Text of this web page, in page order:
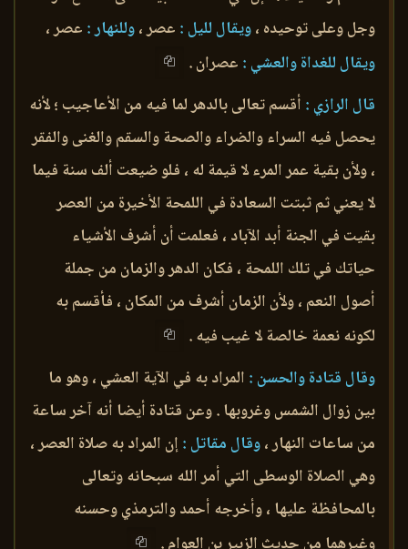
وجل وعلى توحيده ،ويقال لليل : عصر ،وللنهار : عصر ،
ويقال للغداة والعشي : عصران .
قال الرازي : أقسم تعالى بالدهر لما فيه من الأعاجيب ؛ لأنه
يحصل فيه السراء والضراء والصحة والسقم والغنى والفقر
، ولأن بقية عمر المرء لا قيمة له ، فلو ضيعت ألف سنة فيما
لا يعني ثم ثبتت السعادة في اللمحة الأخيرة من العصر
بقيت في الجنة أبد الآباد ، فعلمت أن أشرف الأشياء
حياتك في تلك اللمحة ، فكان الدهر والزمان من جملة
أصول النعم ، ولأن الزمان أشرف من المكان ، فأقسم به
لكونه نعمة خالصة لا غيب فيه .
وقال قتادة والحسن : المراد به في الآية العشي ، وهو ما
بين زوال الشمس وغروبها . وعن قتادة أيضا أنه آخر ساعة
من ساعات النهار ،وقال مقاتل :إن المراد به صلاة العصر ،
وهي الصلاة الوسطى التي أمر الله سبحانه وتعالى
بالمحافظة عليها ، وأخرجه أحمد والترمذي وحسنه